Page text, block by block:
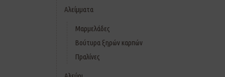
Αλείμματα
Μαρμελάδες
Βούτυρα ξηρών καρπών
Πραλίνες